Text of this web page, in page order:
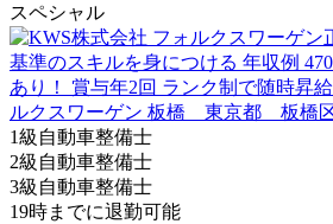
スペシャル
1級自動車整備士
2級自動車整備士
3級自動車整備士
19時までに退勤可能